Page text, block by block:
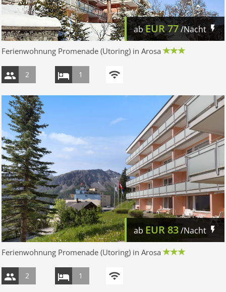
abEUR77/Nacht
Ferienwohnung Promenade (Utoring) in Arosa
2 1
ab EUR83/Nacht
Ferienwohnung Promenade (Utoring) in Arosa
2 1